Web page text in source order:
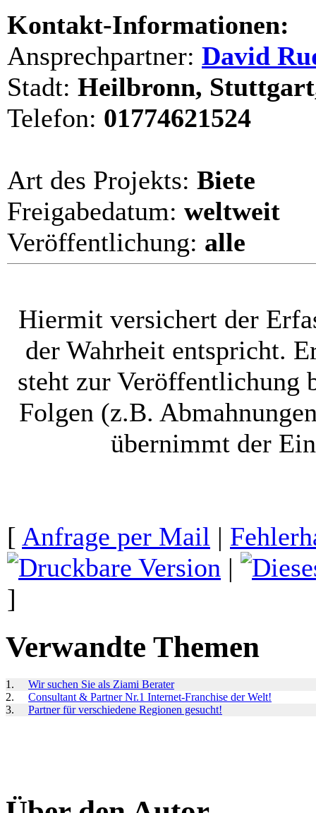
Kontakt-Informationen:
Ansprechpartner: David
Stadt: Heilbronn,
Telefon: 01774621524
Art des Projekts: Biete
Freigabedatum: weltweit
Veröffentlichung: alle
Hiermit versichert der
der Wahrheit entspricht.
steht zur Veröffentlichung
Folgen (z.B.
übernimmt der
[ Anfrage per Mail |
|
]
Verwandte Themen
1.
Wir suchen Sie als Ziami Berater
2.
Consultant & Partner Nr.1 Internet-Franchise der Welt!
3.
Partner für verschiedene Regionen gesucht!